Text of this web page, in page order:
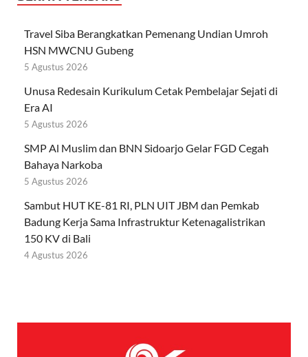
Travel Siba Berangkatkan Pemenang Undian Umroh
HSN MWCNU Gubeng
5 Agustus 2026
Unusa Redesain Kurikulum Cetak Pembelajar Sejati di
Era AI
5 Agustus 2026
SMP Al Muslim dan BNN Sidoarjo Gelar FGD Cegah
Bahaya Narkoba
5 Agustus 2026
Sambut HUT KE-81 RI, PLN UIT JBM dan Pemkab
Badung Kerja Sama Infrastruktur Ketenagalistrikan
150 KV di Bali
4 Agustus 2026